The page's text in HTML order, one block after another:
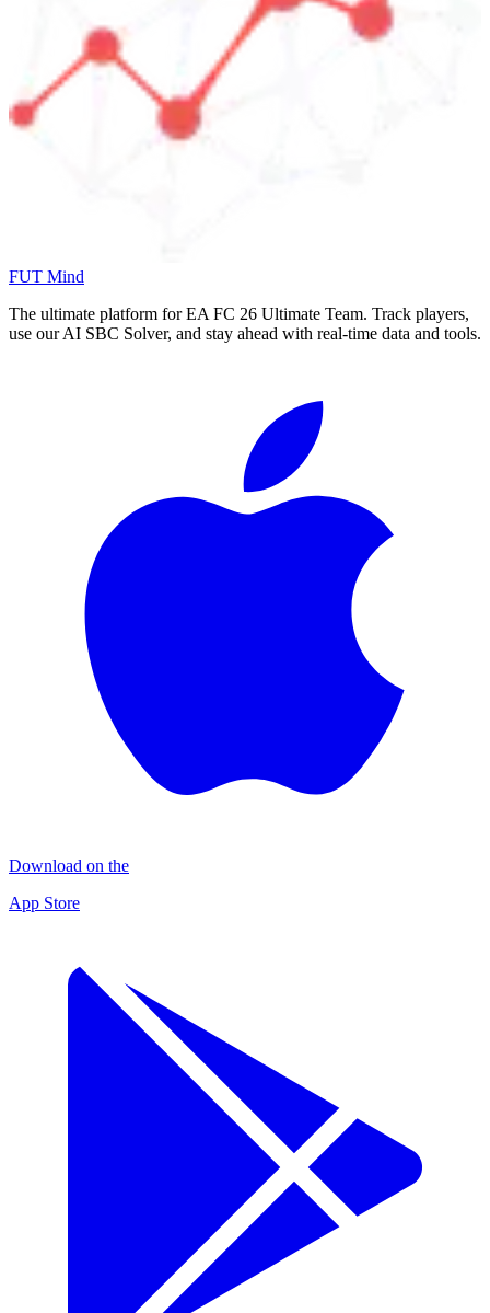
FUT Mind
The ultimate platform for EA FC 26 Ultimate Team. Track players,
use our AI SBC Solver, and stay ahead with real-time data and tools.
Download on the
App Store